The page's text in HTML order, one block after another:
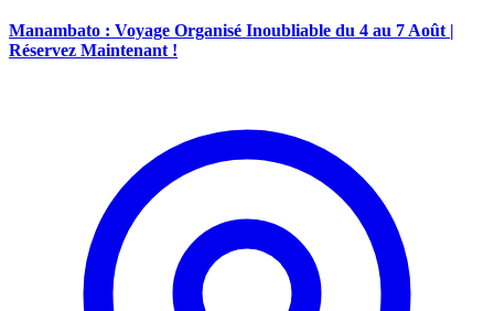
Manambato : Voyage Organisé Inoubliable du 4 au 7 Août |
Réservez Maintenant !